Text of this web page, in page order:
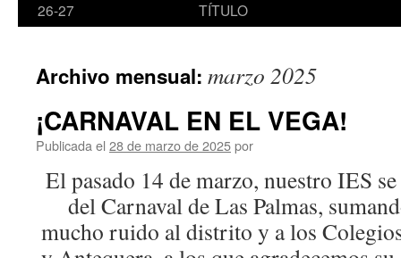
26-27
TÍTULO
Archivo mensual: marzo 2025
¡CARNAVAL EN EL VEGA!
Publicada el 28 de marzo de 2025por
El pasado 14 de marzo, nuestro IES
del Carnaval de Las Palmas,
mucho ruido al distrito y a los